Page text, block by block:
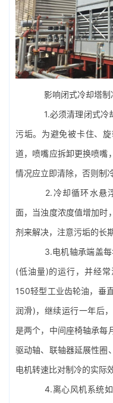
影响闭式冷却塔制
1.必须清理闭式冷
污垢。为避免被卡住、
道，喷嘴应拆卸更换喷嘴
情况应立即清除，否则制
2.冷却循环水悬浮
面，当浊度浓度值增加时
剂来解决，注意污垢的长
3.电机轴承端盖每
(低油量)的运行，并经
150轻型工业齿轮油，垂
润滑)，继续运行一年后
是两个，中间座椅轴承每
驱动轴、联轴器延展性圈
电机转速比对制冷的实际
4.离心风机系统如